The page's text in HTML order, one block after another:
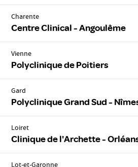
Charente
Centre Clinical - Angoulême
Vienne
Polyclinique de Poitiers
Gard
Polyclinique Grand Sud -
Loiret
Clinique de l'Archette -